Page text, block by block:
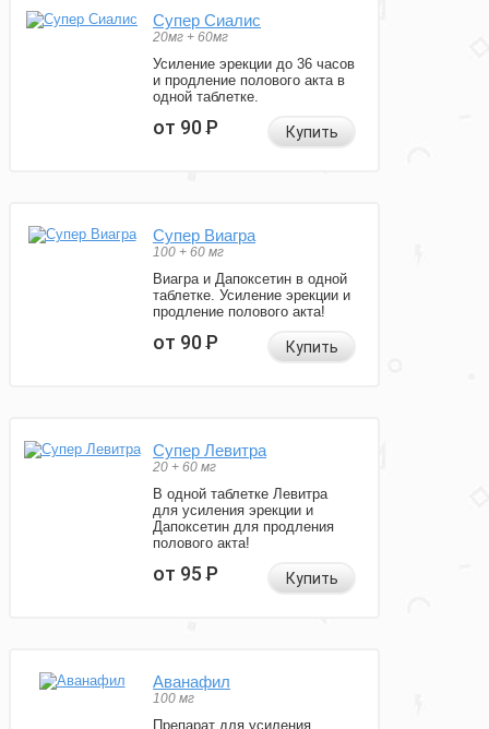
Супер Сиалис
20мг + 60мг
Усиление эрекции до 36 часов
и продление полового акта в
одной таблетке.
от 90Р Купить
Супер Виагра
100 + 60 мг
Виагра и Дапоксетин в одной
таблетке. Усиление эрекции и
продление полового акта!
от 90Р Купить
Супер Левитра
20 + 60 мг
В одной таблетке Левитра
для усиления эрекции и
Дапоксетин для продления
полового акта!
от 95Р Купить
Аванафил
100 мг
Препарат для усиления